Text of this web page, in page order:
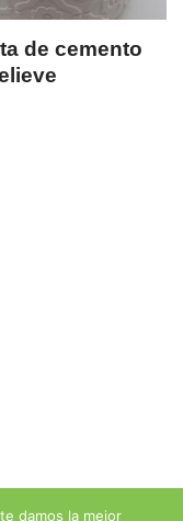
de cemento
damos la mejor